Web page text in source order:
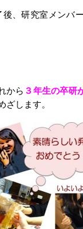
後、研究室メンバ
から ３年生の卒研
ざします。